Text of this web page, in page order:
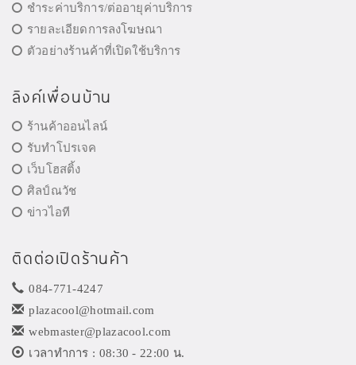
ชำระค่าบริการ/ต่ออายุค่าบริการ
รายละเอียดการลงโฆษณา
ตัวอย่างร้านค้าที่เปิดใช้บริการ
ลิงค์เพื่อนบ้าน
ร้านค้าออนไลน์
รับทำโปรเจค
เว็บโฮสติ้ง
ศิลป์ณวัช
ข่าวไอที
ติดต่อเปิดร้านค้า
084-771-4247
plazacool@hotmail.com
webmaster@plazacool.com
เวลาทำการ : 08:30 - 22:00 น.